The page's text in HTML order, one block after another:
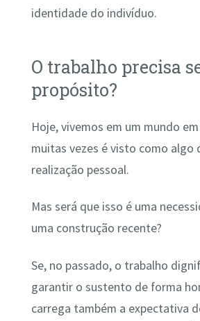
identidade do indivíduo.
O trabalho precisa
propósito?
Hoje, vivemos em um mundo
muitas vezes é visto como algo
realização pessoal.
Mas será que isso é uma
uma construção recente?
Se, no passado, o trabalho
garantir o sustento de forma
carrega também a expectativa